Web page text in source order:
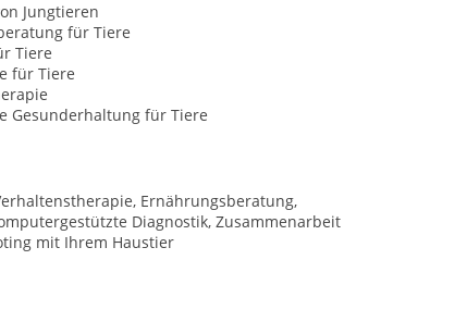
Jungtieren
für Tiere
Tiere
für Tiere
Gesunderhaltung für Tiere
Ernährungsberatung,
Diagnostik, Zusammenarbeit
mit Ihrem Haustier